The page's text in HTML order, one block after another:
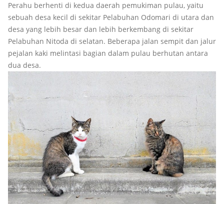
Perahu berhenti di kedua daerah pemukiman pulau, yaitu
sebuah desa kecil di sekitar Pelabuhan Odomari di utara dan
desa yang lebih besar dan lebih berkembang di sekitar
Pelabuhan Nitoda di selatan. Beberapa jalan sempit dan jalur
pejalan kaki melintasi bagian dalam pulau berhutan antara
dua desa.